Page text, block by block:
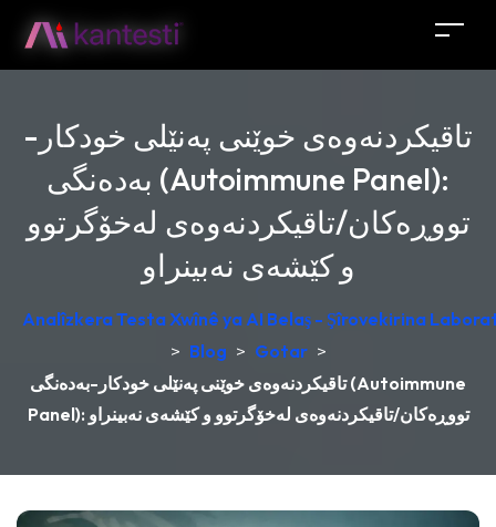
تاقیکردنەوەی خوێنی پەنێلی خودکار-
بەدەنگی (Autoimmune Panel):
تووڕەکان/تاقیکردنەوەی لەخۆگرتوو
و کێشەی نەبینراو
Analîzkera Testa Xwînê ya AI Belaş - Şîrovekirina
> Blog > Gotar >
تاقیکردنەوەی خوێنی پەنێلی خودکار-بەدەنگی (Autoimmune
Panel): تووڕەکان/تاقیکردنەوەی لەخۆگرتوو و کێشەی نەبینراو